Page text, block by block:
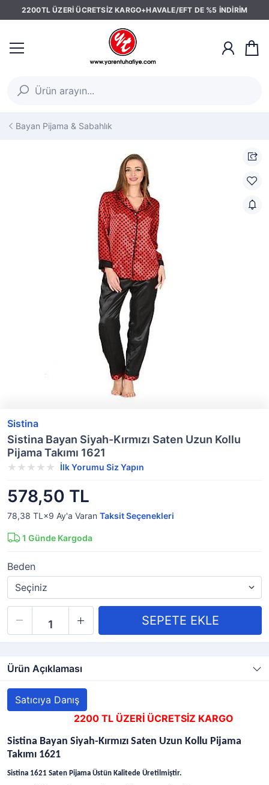
2200TL ÜZERİ ÜCRETSİZ KARGO+HAVALE/EFT DE %5 İNDİRİM
Bayan Pijama & Sabahlık
Sistina
Sistina Bayan Siyah-Kırmızı Saten Uzun Kollu
Pijama Takımı 1621
İlk Yorumu Siz Yapın
578,50 TL
78,38 TL×9 Ay'a Varan Taksit Seçenekleri
1 Günde Kargoda
Beden
Ürün Açıklaması
Satıcıya Danış
2200 TL ÜZERİ ÜCRETSİZ KARGO
Sistina Bayan Siyah-Kırmızı Saten Uzun Kollu Pijama
Takımı 1621
Sistina 1621 Saten Pijama Üstün Kalitede Üretilmiştir.